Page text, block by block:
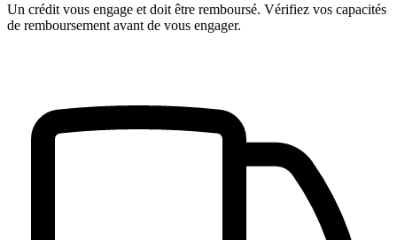
Un crédit vous engage et doit être remboursé. Vérifiez vos capacités
de remboursement avant de vous engager.